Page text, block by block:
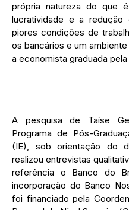
própria natureza do que
lucratividade e a
piores condições de
os bancários e um
a economista graduada
A pesquisa de Taíse
Programa de Pós-
(IE), sob orientação do
realizou entrevistas
referência o Banco do
incorporação do Banco
foi financiado pela